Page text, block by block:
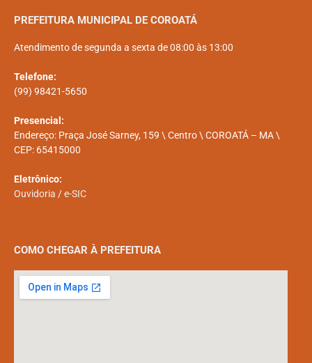
PREFEITURA MUNICIPAL DE COROATÁ
Atendimento de segunda a sexta de 08:00 às 13:00
Telefone:
(99) 98421-5650
Presencial:
Endereço: Praça José Sarney, 159 \ Centro \ COROATÁ – MA \
CEP: 65415000
Eletrônico:
Ouvidoria /e-SIC
COMO CHEGAR À PREFEITURA